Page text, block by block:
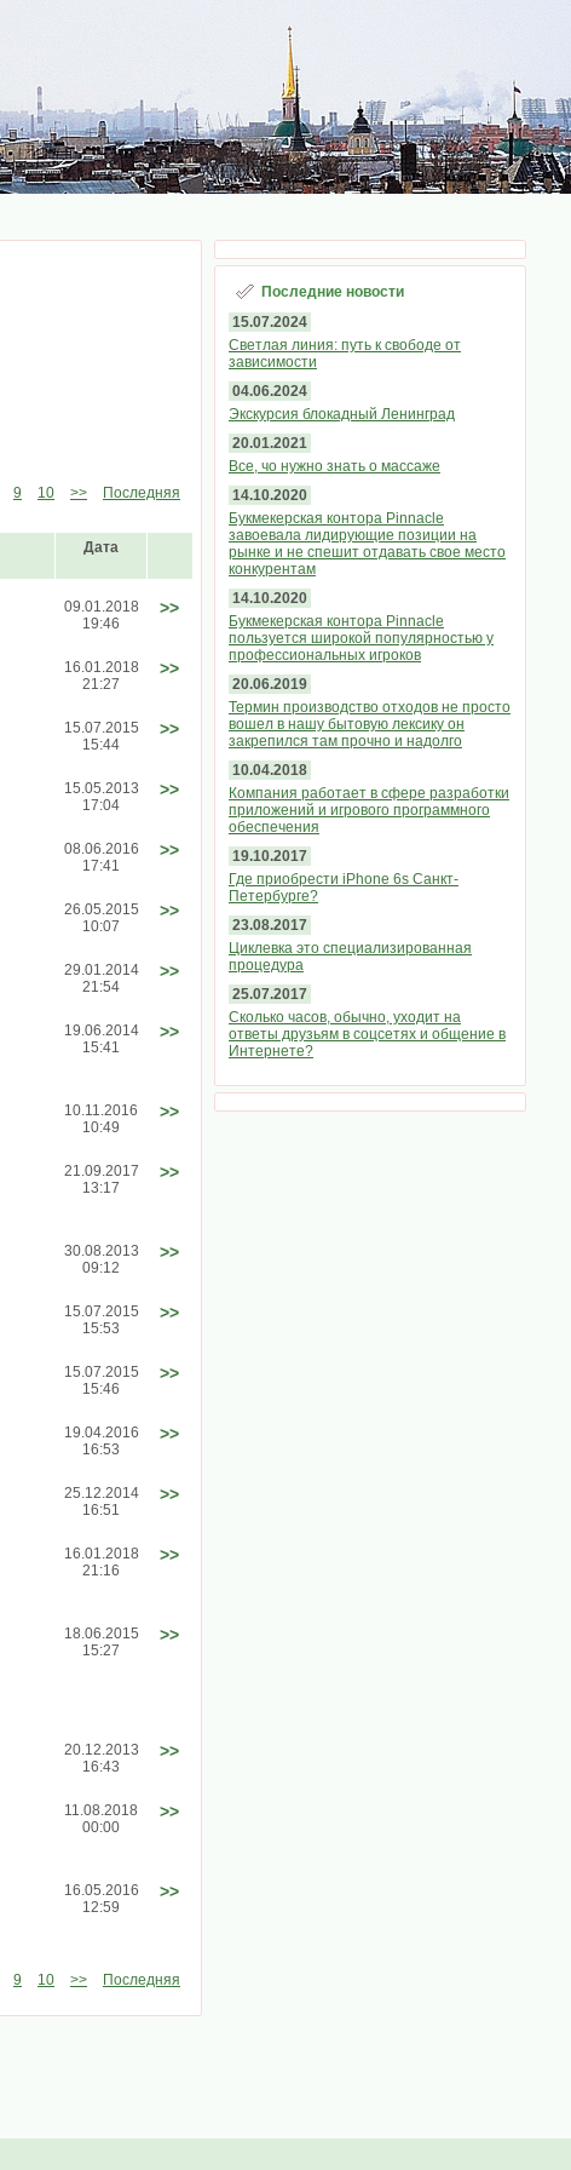
9 10 >> Последняя
Дата
09.01.2018
19:46
>>
16.01.2018
21:27
>>
15.07.2015
15:44
>>
15.05.2013
17:04
>>
08.06.2016
17:41
>>
26.05.2015
10:07
>>
29.01.2014
21:54
>>
19.06.2014
15:41
>>
10.11.2016
10:49
>>
21.09.2017
13:17
>>
30.08.2013
09:12
>>
15.07.2015
15:53
>>
15.07.2015
15:46
>>
19.04.2016
16:53
>>
25.12.2014
16:51
>>
16.01.2018
21:16
>>
18.06.2015
15:27
>>
20.12.2013
16:43
>>
11.08.2018
00:00
>>
16.05.2016
12:59
>>
9 10 >> Последняя
Последние новости
15.07.2024
Светлая линия: путь к свободе от
зависимости
04.06.2024
Экскурсия блокадный Ленинград
20.01.2021
Все, чо нужно знать о массаже
14.10.2020
Букмекерская контора Pinnacle
завоевала лидирующие позиции на
рынке и не спешит отдавать свое место
конкурентам
14.10.2020
Букмекерская контора Pinnacle
пользуется широкой популярностью у
профессиональных игроков
20.06.2019
Термин производство отходов не просто
вошел в нашу бытовую лексику он
закрепился там прочно и надолго
10.04.2018
Компания работает в сфере разработки
приложений и игрового программного
обеспечения
19.10.2017
Где приобрести iPhone 6s Санкт-
Петербурге?
23.08.2017
Циклевка это специализированная
процедура
25.07.2017
Сколько часов, обычно, уходит на
ответы друзьям в соцсетях и общение в
Интернете?